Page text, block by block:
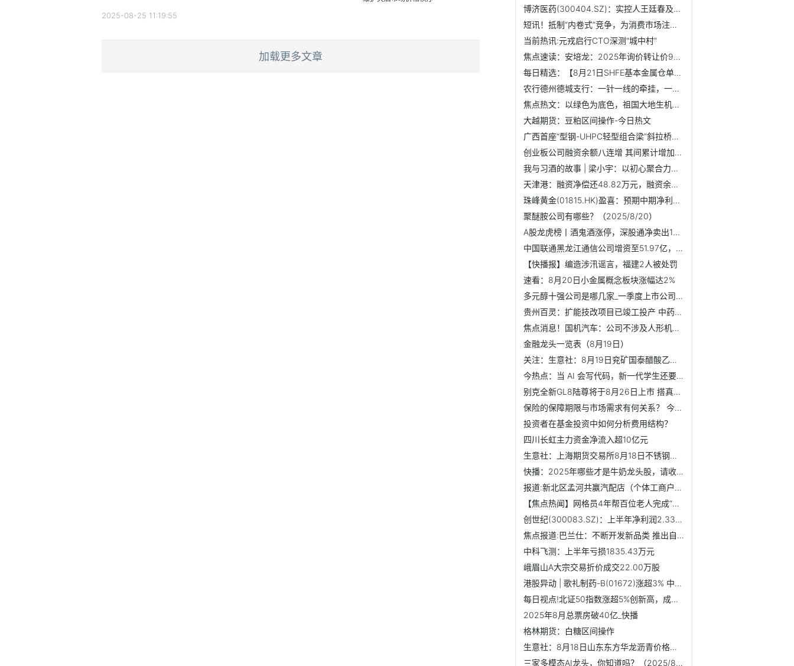
2025-08-25 11:19:55
加载更多文章
博济医药(300404.SZ)：实控人王廷春及一致行动人费米十三号拟...
短讯！抵制“内卷式”竞争，为消费市场注入“清醒剂”
当前热讯:元戎启行CTO深测“城中村”
焦点速读：安培龙：2025年询价转让价90.32元/股
每日精选：【8月21日SHFE基本金属仓单变化情况】铜仓单减少66...
农行德州德城支行：一针一线的牵挂，一来一往的温暖
焦点热文：以绿色为底色，祖国大地生机勃勃
大越期货：豆粕区间操作-今日热文
广西首座“型钢-UHPC轻型组合梁”斜拉桥巴羌高速岩滩水库特大...
创业板公司融资余额八连增 其间累计增加339.21亿元
我与习酒的故事 | 梁小宇：以初心聚合力，共绘习酒新蓝图 看热讯
天津港：融资净偿还48.82万元，融资余额3.67亿元（08-20）
珠峰黄金(01815.HK)盈喜：预期中期净利7000万元至8000万元
聚醚胺公司有哪些？（2025/8/20）
A股龙虎榜丨酒鬼酒涨停，深股通净卖出1843万；三家机构位列买...
中国联通黑龙江通信公司增资至51.97亿，增幅约998%|每日速读
【快播报】编造涉汛谣言，福建2人被处罚
速看：8月20日小金属概念板块涨幅达2%
多元醇十强公司是哪几家_一季度上市公司毛利率排行榜 每日热门
贵州百灵：扩能技改项目已竣工投产 中药材前处理能力提高到6...
焦点消息！国机汽车：公司不涉及人形机器人业务
金融龙头一览表（8月19日）
关注：生意社：8月19日兖矿国泰醋酸乙酯价格平稳
今热点：当 AI 会写代码，新一代学生还要学编程吗？
别克全新GL8陆尊将于8月26日上市 搭真龙插混Pro/支持5C超冲-独家
保险的保障期限与市场需求有何关系？ 今日播报
投资者在基金投资中如何分析费用结构？
四川长虹主力资金净流入超10亿元
生意社：上海期货交易所8月18日不锈钢仓单下跌 消息
快播：2025年哪些才是牛奶龙头股，请收藏阅读！（8/18）
报道:新北区孟河共赢汽配店（个体工商户）成立 注册资本10万...
【焦点热闻】网格员4年帮百位老人完成“认证”
创世纪(300083.SZ)：上半年净利润2.33亿元 同比增长47.38%-当前热议
焦点报道:巴兰仕：不断开发新品类 推出自动洗车机
中科飞测：上半年亏损1835.43万元
峨眉山A大宗交易折价成交22.00万股
港股异动 | 歌礼制药-B(01672)涨超3% 中期股东应占亏损同...
每日视点!北证50指数涨超5%创新高，成交额超250亿！海能技术2...
2025年8月总票房破40亿_快播
格林期货：白糖区间操作
生意社：8月18日山东东方华龙沥青价格稳定 聚看点
三家多模态AI龙头，你知道吗？（2025/8/15）